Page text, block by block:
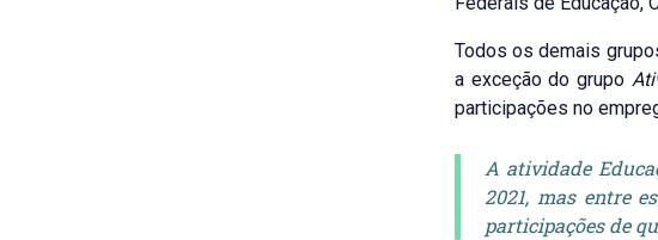
Todos os demais
a exceção do grupo
participações no
A atividade
2021, mas entre
participações de